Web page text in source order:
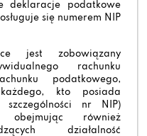
deklaracje podatkowe
się numerem NIP
jest zobowiązany
rachunku
podatkowego,
kto posiada
nr NIP)
również
działalność